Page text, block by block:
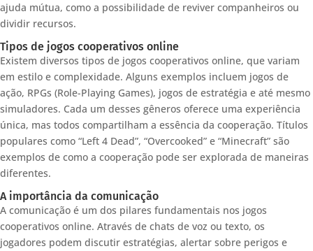
ajuda mútua, como a possibilidade de reviver companheiros ou
dividir recursos.
Tipos de jogos cooperativos online
Existem diversos tipos de jogos cooperativos online, que variam
em estilo e complexidade. Alguns exemplos incluem jogos de
ação, RPGs (Role-Playing Games), jogos de estratégia e até mesmo
simuladores. Cada um desses gêneros oferece uma experiência
única, mas todos compartilham a essência da cooperação. Títulos
populares como “Left 4 Dead”, “Overcooked” e “Minecraft” são
exemplos de como a cooperação pode ser explorada de maneiras
diferentes.
A importância da comunicação
A comunicação é um dos pilares fundamentais nos jogos
cooperativos online. Através de chats de voz ou texto, os
jogadores podem discutir estratégias, alertar sobre perigos e